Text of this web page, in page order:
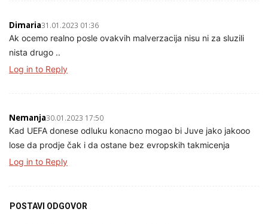
Dimaria31.01.2023 01:36
Ak ocemo realno posle ovakvih malverzacija nisu ni za sluzili
nista drugo ..
Log in to Reply
Nemanja30.01.2023 17:50
Kad UEFA donese odluku konacno mogao bi Juve jako jakooo
lose da prodje čak i da ostane bez evropskih takmicenja
Log in to Reply
POSTAVI ODGOVOR